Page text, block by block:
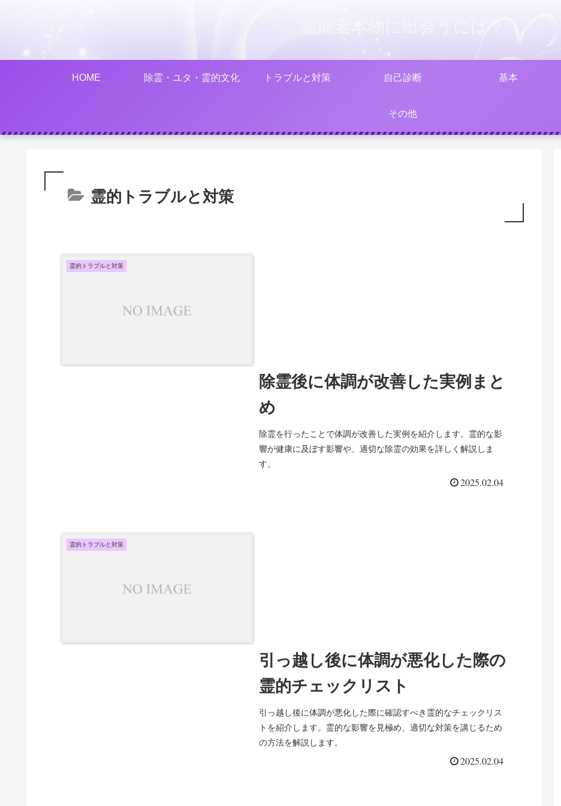
HOME 除霊・ユタ・霊的文化 トラブルと対策 自己診断 基本
その他
霊的トラブルと対策
霊的トラブルと対策
除霊後に体調が改善した実例まと
め
除霊を行ったことで体調が改善した実例を紹介します。霊的な影
響が健康に及ぼす影響や、適切な除霊の効果を詳しく解説しま
す。
2025.02.04
霊的トラブルと対策
引っ越し後に体調が悪化した際の
霊的チェックリスト
引っ越し後に体調が悪化した際に確認すべき霊的なチェックリス
トを紹介します。霊的な影響を見極め、適切な対策を講じるため
の方法を解説します。
2025.02.04